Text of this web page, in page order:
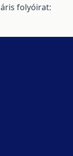
folyóirat: